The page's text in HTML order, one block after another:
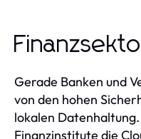
Gerade Banken und
von den hohen
lokalen Datenhaltung.
Finanzinstitute die